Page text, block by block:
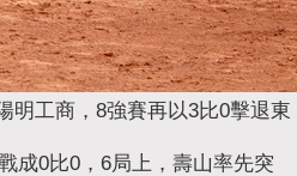
明工商，8強賽再以3比0擊退東
成0比0，6局上，壽山率先突